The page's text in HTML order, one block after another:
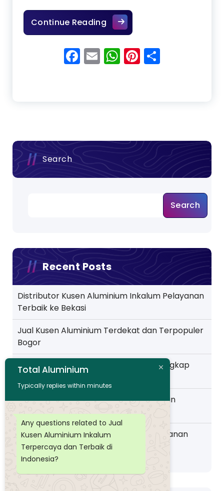
Continue ReadingJual Kusen Aluminium
Facebook
EmailWhatsApp
Pinterest
Search
Search
Recent Posts
Distributor Kusen Aluminium Inkalum Pelayanan
Terbaik ke Bekasi
Jual Kusen Aluminium Terdekat dan Terpopuler
Bogor
Jual Kusen Aluminium Batangan Terlengkap
Toko Kusen Aluminium Murah Pelayanan
Wilayah Pemalang
Distributor Kusen Aluminium Murah layanan
Wilayah Purwokerto
Total Aluminium
Typically replies within minutes
Any questions related to Jual
Kusen Aluminium Inkalum
Terpercaya dan Terbaik di
Indonesia?